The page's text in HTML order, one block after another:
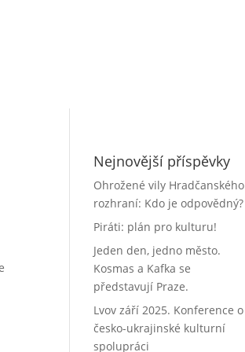
Nejnovější příspěvky
Ohrožené vily Hradčanského
rozhraní: Kdo je odpovědný?
Piráti: plán pro kulturu!
Jeden den, jedno město.
Kosmas a Kafka se
představují Praze.
Lvov září 2025. Konference o
česko-ukrajinské kulturní
spolupráci